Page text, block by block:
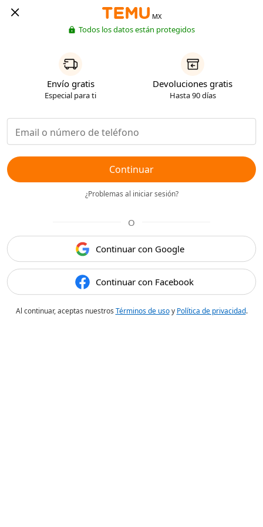
MX
Todos los datos están protegidos
Envío gratis
Especial para ti
Devoluciones gratis
Hasta 90 días
Continuar
¿Problemas al iniciar sesión?
O
Continuar con Google
Continuar con Facebook
Al continuar, aceptas nuestros Términos de usoy Política de privacidad.